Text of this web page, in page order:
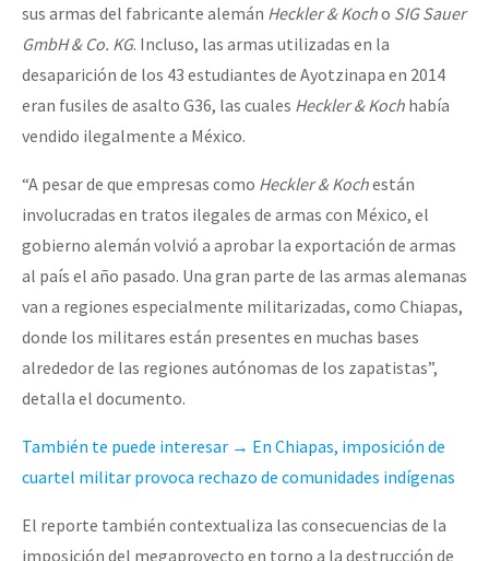
Eventos
Contacto
sus armas del fabricante alemán Heckler & Kocho SIG Sauer
GmbH & Co. KG. Incluso, las armas utilizadas en la
desaparición de los 43 estudiantes de Ayotzinapa en 2014
eran fusiles de asalto G36, las cuales Heckler & Koch había
vendido ilegalmente a México.
“A pesar de que empresas como Heckler & Kochestán
involucradas en tratos ilegales de armas con México, el
gobierno alemán volvió a aprobar la exportación de armas
al país el año pasado. Una gran parte de las armas alemanas
van a regiones especialmente militarizadas, como Chiapas,
donde los militares están presentes en muchas bases
alrededor de las regiones autónomas de los zapatistas”,
detalla el documento.
También te puede interesar → En Chiapas, imposición de
cuartel militar provoca rechazo de comunidades indígenas
El reporte también contextualiza las consecuencias de la
imposición del megaproyecto en torno a la destrucción de